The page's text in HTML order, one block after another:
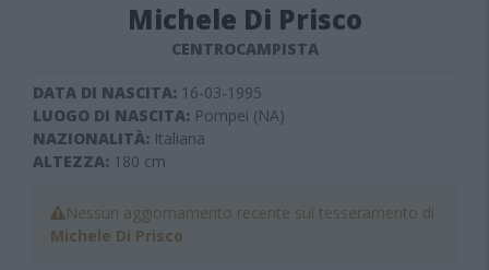
Michele Di Prisco
CENTROCAMPISTA
DATA DI NASCITA: 16-03-1995
LUOGO DI NASCITA: Pompei (NA)
NAZIONALITÀ: Italiana
ALTEZZA: 180 cm
Nessun aggiornamento recente sul tesseramento di
Michele Di Prisco